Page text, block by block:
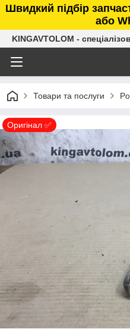
Швидкий підбір
або
KINGAVTOLOM -
Товари та послуги
Оригінал ✅